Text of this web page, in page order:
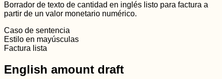
Borrador de texto de cantidad en inglés listo para factura a
partir de un valor monetario numérico.
Caso de sentencia
Estilo en mayúsculas
Factura lista
English amount draft